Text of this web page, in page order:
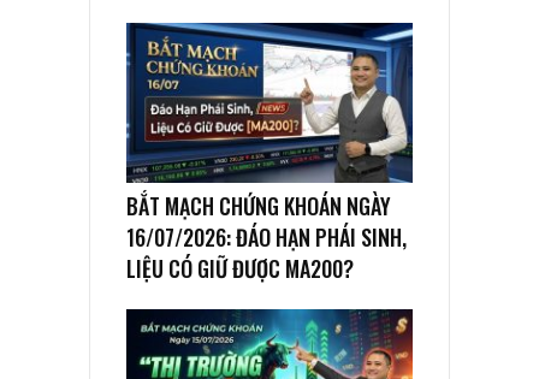
BẮT MẠCH CHỨNG KHOÁN NGÀY
16/07/2026: ĐÁO HẠN PHÁI SINH,
LIỆU CÓ GIỮ ĐƯỢC MA200?